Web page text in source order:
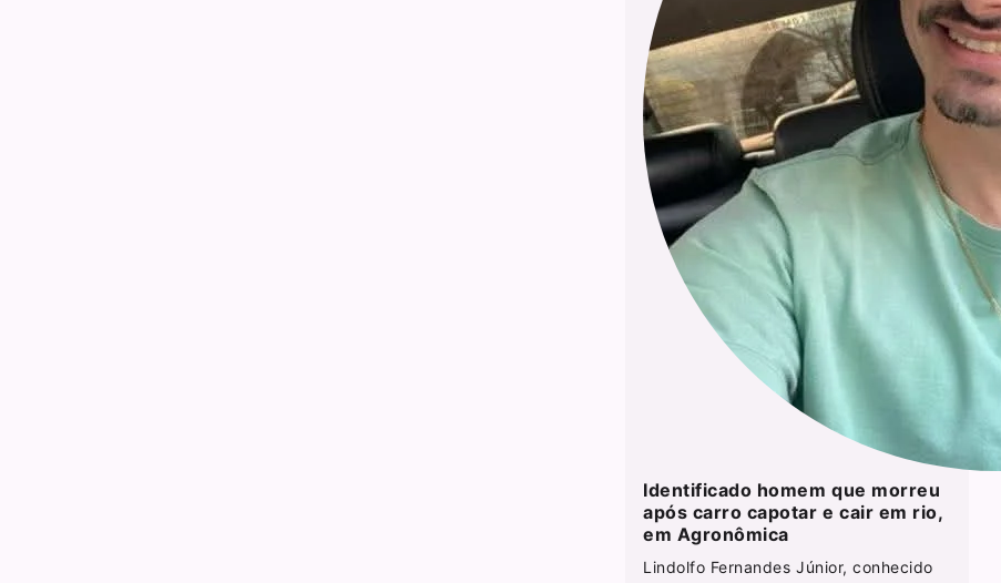
Identificado homem que morreu
após carro capotar e cair em rio,
em Agronômica
Lindolfo Fernandes Júnior, conhecido